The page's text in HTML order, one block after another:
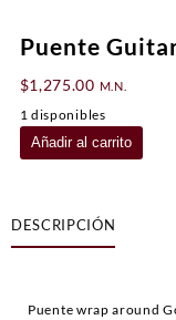
Puente
$1,275.00 M.N.
1 disponibles
Puente
Guitarra
Black
cantidad
Añadir al carrito
DESCRIPCIÓN
Puente wrap around